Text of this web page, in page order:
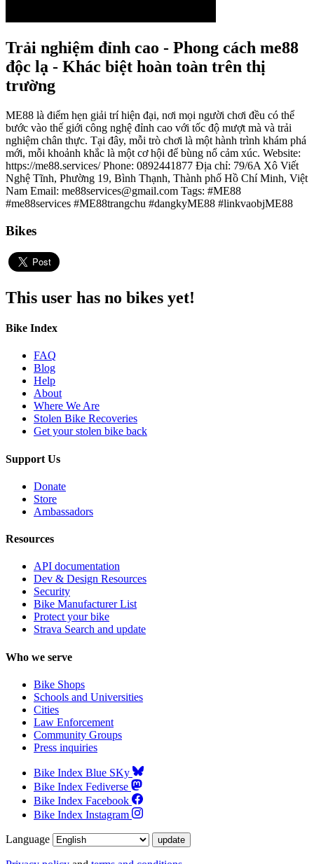
Trải nghiệm đỉnh cao - Phong cách me88
độc lạ - Khác biệt hoàn toàn trên thị
trường
ME88 là điểm hẹn giải trí hiện đại, nơi mọi người chơi đều có thể
bước vào thế giới công nghệ đỉnh cao với tốc độ mượt mà và trải
nghiệm chân thực. Tại đây, mỗi trò chơi là một hành trình khám phá
mới, mỗi khoảnh khắc là một cơ hội để bùng nổ cảm xúc. Website:
https://me88.services/ Phone: 0892441877 Địa chỉ: 79/6A Xô Viết
Nghệ Tĩnh, Phường 19, Bình Thạnh, Thành phố Hồ Chí Minh, Việt
Nam Email: me88services@gmail.com Tags: #ME88
#me88services #ME88trangchu #dangkyME88 #linkvaobjME88
Bikes
This user has no bikes yet!
Bike Index
FAQ
Blog
Help
About
Where We Are
Stolen Bike Recoveries
Get your stolen bike back
Support Us
Donate
Store
Ambassadors
Resources
API documentation
Dev & Design Resources
Security
Bike Manufacturer List
Protect your bike
Strava Search and update
Who we serve
Bike Shops
Schools and Universities
Cities
Law Enforcement
Community Groups
Press inquiries
Bike Index Blue SKy
Bike Index Fediverse
Bike Index Facebook
Bike Index Instagram
Language